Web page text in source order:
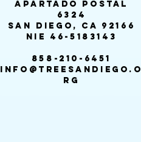
Apartado postal
6324
San Diego, CA 92166
NIE 46-5183143
858-210-6451
info@treesandiego.o
rg